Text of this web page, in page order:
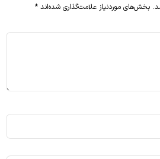
بخش‌های موردنیاز علامت‌گذاری شده‌اند *